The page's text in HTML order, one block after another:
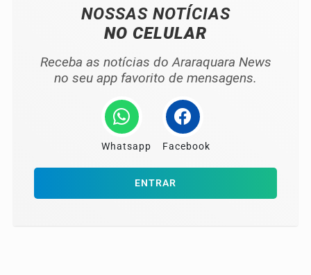
NOSSAS NOTÍCIAS
NO CELULAR
Receba as notícias do Araraquara News
no seu app favorito de mensagens.
Whatsapp Facebook
ENTRAR